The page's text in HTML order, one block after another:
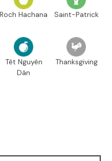
Roch Hachana Saint-Patrick
Têt Nguyên
Dán
Thanksgiving